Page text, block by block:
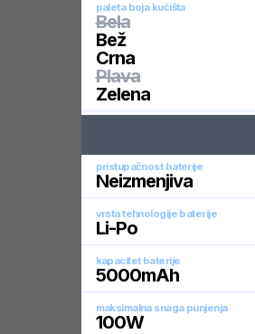
paleta boja kućišta
Bela
Bež
Crna
Plava
Zelena
pristupačnost baterije
Neizmenjiva
vrsta tehnologije baterije
Li-Po
kapacitet baterije
5000mAh
maksimalna snaga punjenja
100W